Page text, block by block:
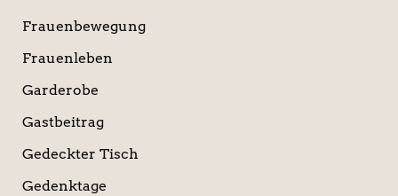
Frauenbewegung
Frauenleben
Garderobe
Gastbeitrag
Gedeckter Tisch
Gedenktage